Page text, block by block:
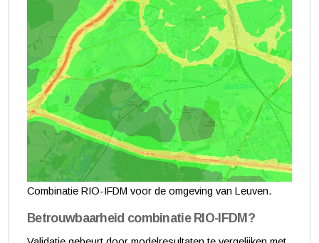
Combinatie RIO-IFDM voor de omgeving van Leuven.
Betrouwbaarheid combinatie RIO-IFDM?